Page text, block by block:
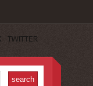
TWITTER